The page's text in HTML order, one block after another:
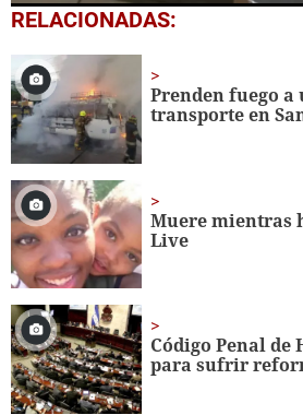
0
of
minutes,
0
RELACIONADAS:
Prenden fuego a
transporte en
Muere mientras
Live
Código Penal de
para sufrir